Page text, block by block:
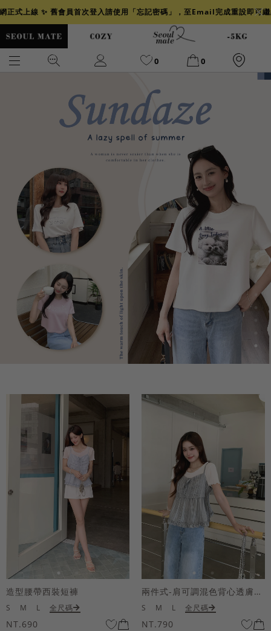
正式上線 ✨ 舊會員首次登入請使用「忘記密碼」，至Email完成重設即可
0 0
背心
透膚 小香 牛仔
襯衫 褲裙 冰感
涼感
造型腰帶西裝短褲
S M L 全尺碼
NT.690
兩件式-肩可調混色背心透膚上衣套組
S M L 全尺碼
NT.790